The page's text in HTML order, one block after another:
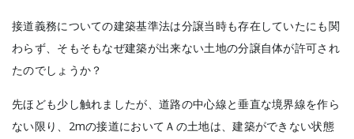
接道義務についての建築基準法は分譲当時も存在していたにも関
わらず、そもそもなぜ建築が出来ない土地の分譲自体が許可され
たのでしょうか？
先ほども少し触れましたが、道路の中心線と垂直な境界線を作ら
ない限り、2mの接道においてＡの土地は、建築ができない状態